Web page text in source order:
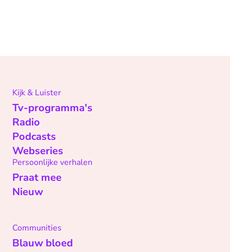
Kijk & Luister
Tv-programma's
Radio
Podcasts
Webseries
Persoonlijke verhalen
Praat mee
Nieuw
Communities
Blauw bloed